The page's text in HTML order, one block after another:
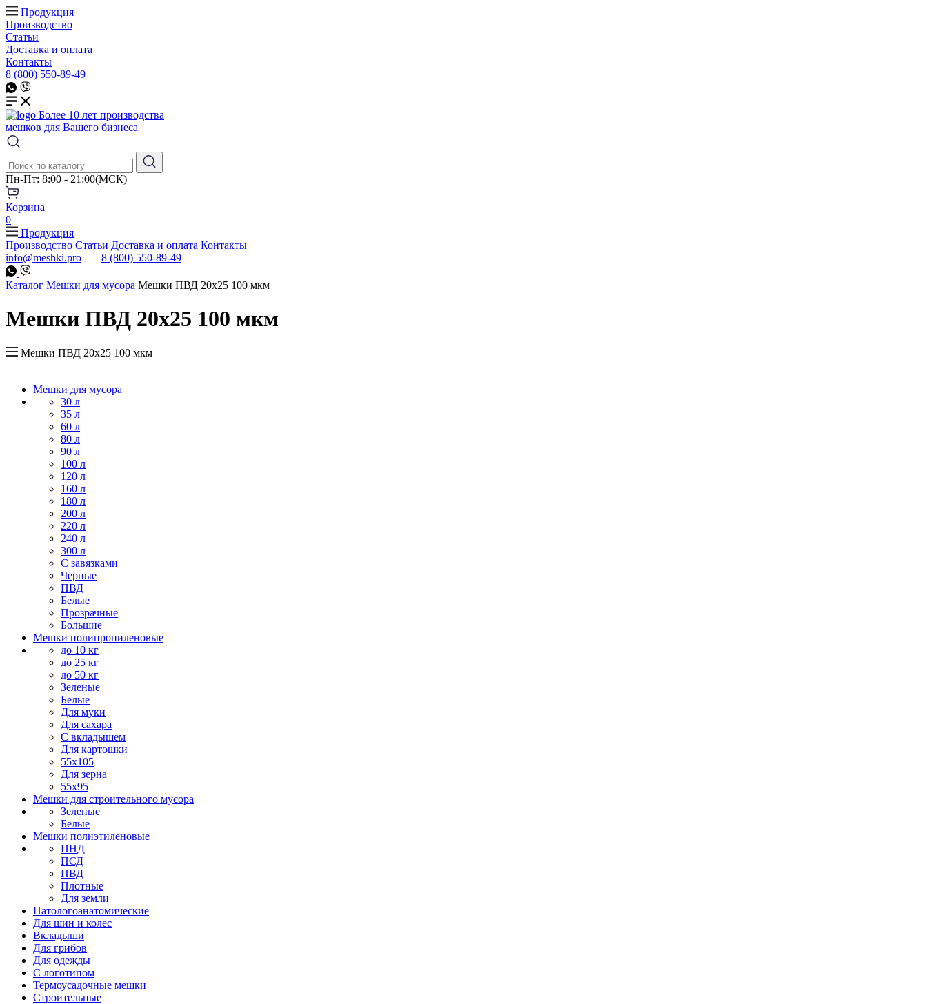
Продукция
Производство
Статьи
Доставка и оплата
Контакты
8 (800) 550-89-49
Более 10 лет производства
мешков для Вашего бизнеса
Пн-Пт: 8:00 - 21:00(МСК)
Корзина
0
Продукция
Производство Статьи Доставка и оплата Контакты
info@meshki.pro
8 (800) 550-89-49
Каталог Мешки для мусора Мешки ПВД 20x25 100 мкм
Мешки ПВД 20x25 100 мкм
Мешки ПВД 20x25 100 мкм
Мешки для мусора
30 л
35 л
60 л
80 л
90 л
100 л
120 л
160 л
180 л
200 л
220 л
240 л
300 л
С завязками
Черные
ПВД
Белые
Прозрачные
Большие
Мешки полипропиленовые
до 10 кг
до 25 кг
до 50 кг
Зеленые
Белые
Для муки
Для сахара
С вкладышем
Для картошки
55х105
Для зерна
55х95
Мешки для строительного мусора
Зеленые
Белые
Мешки полиэтиленовые
ПНД
ПСД
ПВД
Плотные
Для земли
Патологоанатомические
Для шин и колес
Вкладыши
Для грибов
Для одежды
С логотипом
Термоусадочные мешки
Строительные